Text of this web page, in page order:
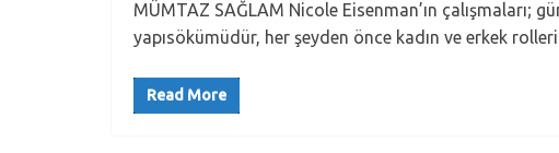
MÜMTAZ SAĞLAM Nicole Eisenman’ın çalışmaları;
yapısökümüdür, her şeyden önce kadın ve erkek
Read More